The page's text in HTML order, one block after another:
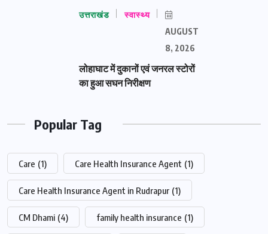
उत्तराखंड स्वास्थ्य
AUGUST
8, 2026
लोहाघाट में दुकानों एवं जनरल स्टोरों
का हुआ सघन निरीक्षण
Popular Tag
Care (1) Care Health Insurance Agent (1)
Care Health Insurance Agent in Rudrapur (1)
CM Dhami (4) family health insurance (1)